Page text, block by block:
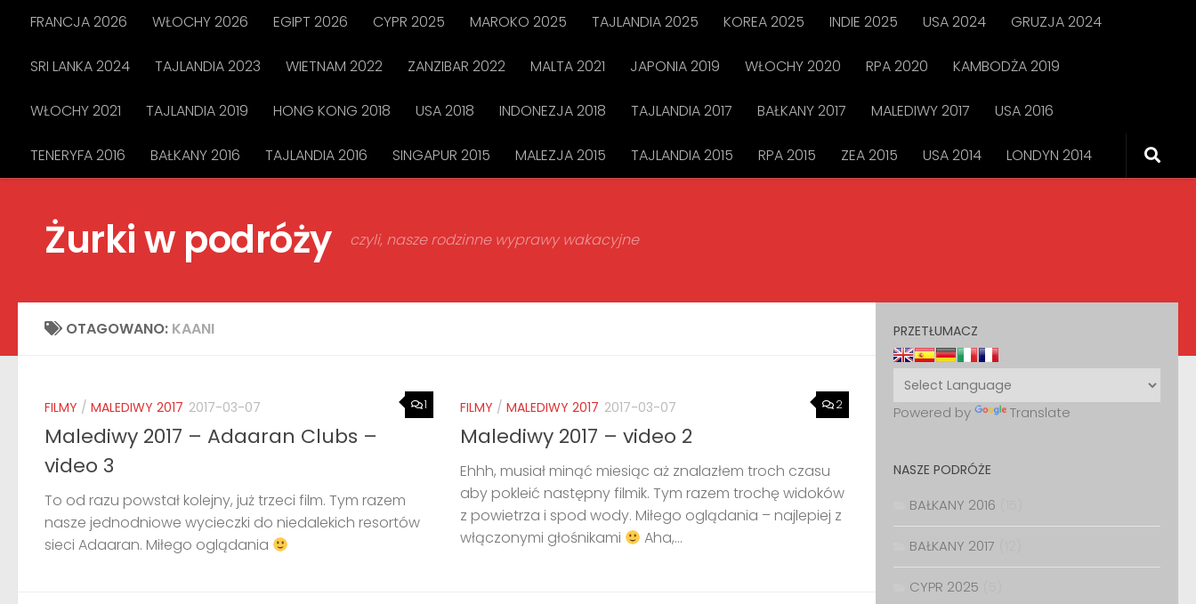
Przejdź do treści
FRANCJA 2026 WŁOCHY 2026 EGIPT 2026 CYPR 2025 MAROKO 2025 TAJLANDIA 2025 KOREA 2025 INDIE 2025 USA 2024 GRUZJA 2024
SRI LANKA 2024 TAJLANDIA 2023 WIETNAM 2022 ZANZIBAR 2022 MALTA 2021 JAPONIA 2019 WŁOCHY 2020 RPA 2020 KAMBODŻA 2019
WŁOCHY 2021 TAJLANDIA 2019 HONG KONG 2018 USA 2018 INDONEZJA 2018 TAJLANDIA 2017 BAŁKANY 2017 MALEDIWY 2017 USA 2016
TENERYFA 2016 BAŁKANY 2016 TAJLANDIA 2016 SINGAPUR 2015 MALEZJA 2015 TAJLANDIA 2015 RPA 2015 ZEA 2015 USA 2014 LONDYN 2014
Żurki w podróży czyli, nasze rodzinne wyprawy wakacyjne
OTAGOWANO: KAANI
1
FILMY / MALEDIWY 2017 2017-03-07
Malediwy 2017 – Adaaran Clubs –
video 3
To od razu powstał kolejny, już trzeci film. Tym razem
nasze jednodniowe wycieczki do niedalekich resortów
sieci Adaaran. Miłego oglądania
2
FILMY / MALEDIWY 2017 2017-03-07
Malediwy 2017 – video 2
Ehhh, musiał minąć miesiąc aż znalazłem troch czasu
aby pokleić następny filmik. Tym razem trochę widoków
z powietrza i spod wody. Miłego oglądania – najlepiej z
włączonymi głośnikami
Aha,...
PRZETŁUMACZ
Powered by Translate
NASZE PODRÓŻE
BAŁKANY 2016
BAŁKANY 2017
CYPR 2025